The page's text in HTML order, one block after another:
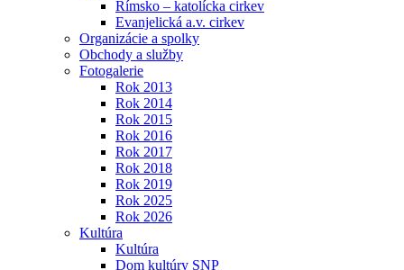
Rímsko – katolícka cirkev
Evanjelická a.v. cirkev
Organizácie a spolky
Obchody a služby
Fotogalerie
Rok 2013
Rok 2014
Rok 2015
Rok 2016
Rok 2017
Rok 2018
Rok 2019
Rok 2025
Rok 2026
Kultúra
Kultúra
Dom kultúry SNP